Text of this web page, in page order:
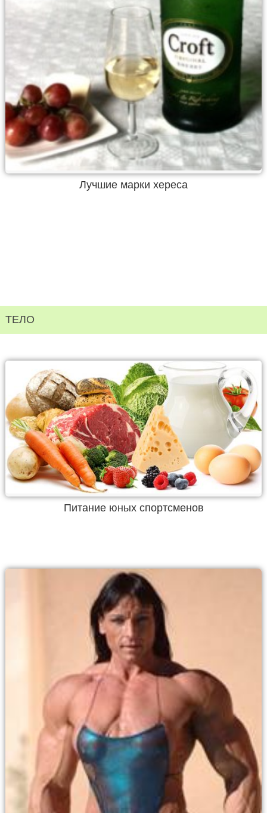
Лучшие марки хереса
ТЕЛО
Питание юных спортсменов